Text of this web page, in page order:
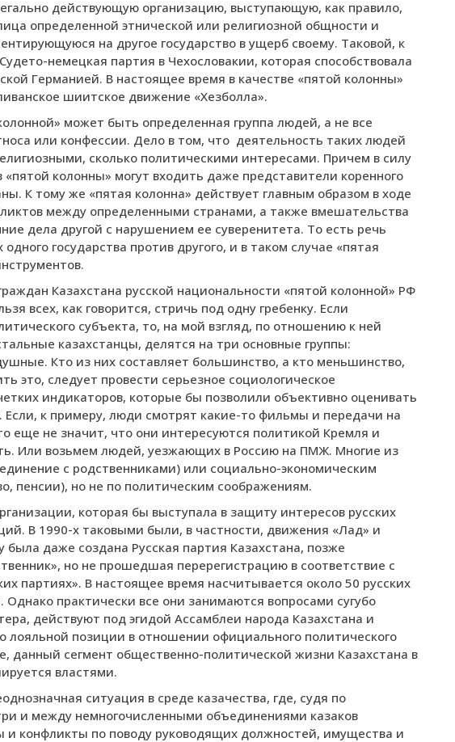
действующую организацию, выступающую, как правило,
определенной этнической или религиозной общности и
на другое государство в ущерб своему. Таковой, к
немецкая партия в Чехословакии, которая способствовала
Германией. В настоящее время в качестве «пятой колонны»
шиитское движение «Хезболла».
может быть определенная группа людей, а не все
или конфессии. Дело в том, что деятельность таких людей
сколько политическими интересами. Причем в силу
«пятой колонны» могут входить даже представители коренного
К тому же «пятая колонна» действует главным образом в ходе
между определенными странами, а также вмешательства
дела другой с нарушением ее суверенитета. То есть речь
государства против другого, и в таком случае «пятая
Казахстана русской национальности «пятой колонной» РФ
всех, как говорится, стричь под одну гребенку. Если
субъекта, то, на мой взгляд, по отношению к ней
казахстанцы, делятся на три основные группы:
Кто из них составляет большинство, а кто меньшинство,
это, следует провести серьезное социологическое
индикаторов, которые бы позволили объективно оценивать
к примеру, люди смотрят какие-то фильмы и передачи на
еще не значит, что они интересуются политикой Кремля и
Или возьмем людей, уезжающих в Россию на ПМЖ. Многие из
с родственниками) или социально-экономическим
пенсии), но не по политическим соображениям.
которая бы выступала в защиту интересов русских
В 1990-х таковыми были, в частности, движения «Лад» и
была даже создана Русская партия Казахстана, позже
но не прошедшая перерегистрацию в соответствие с
партиях». В настоящее время насчитывается около 50 русских
практически все они занимаются вопросами сугубо
действуют под эгидой Ассамблеи народа Казахстана и
позиции в отношении официального политического
данный сегмент общественно-политической жизни Казахстана в
властями.
ситуация в среде казачества, где, судя по
и между немногочисленными объединениями казаков
и конфликты по поводу руководящих должностей, имущества и